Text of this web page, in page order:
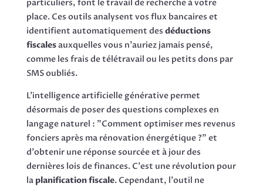
particuliers, font le travail de recherche à votre
place. Ces outils analysent vos flux bancaires et
identifient automatiquement des déductions
fiscalesauxquelles vous n'auriez jamais pensé,
comme les frais de télétravail ou les petits dons par
SMS oubliés.
L'intelligence artificielle générative permet
désormais de poser des questions complexes en
langage naturel : "Comment optimiser mes revenus
fonciers après ma rénovation énergétique ?" et
d'obtenir une réponse sourcée et à jour des
dernières lois de finances. C'est une révolution pour
la planification fiscale. Cependant, l'outil ne